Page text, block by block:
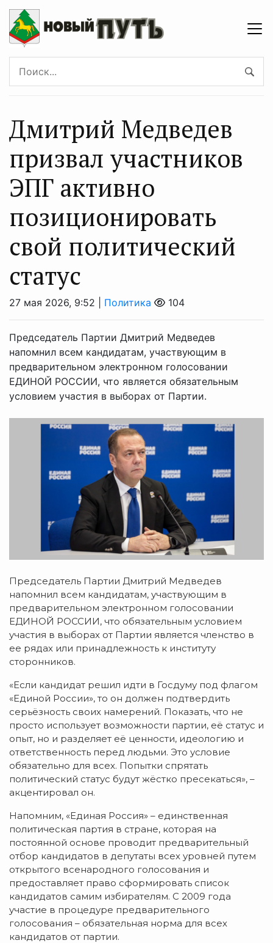
Дмитрий Медведев
призвал участников
ЭПГ активно
позиционировать
свой политический
статус
27 мая 2026, 9:52 | Политика 104
Председатель Партии Дмитрий Медведев
напомнил всем кандидатам, участвующим в
предварительном электронном голосовании
ЕДИНОЙ РОССИИ, что является обязательным
условием участия в выборах от Партии.
Председатель Партии Дмитрий Медведев
напомнил всем кандидатам, участвующим в
предварительном электронном голосовании
ЕДИНОЙ РОССИИ, что обязательным условием
участия в выборах от Партии является членство в
ее рядах или принадлежность к институту
сторонников.
«Если кандидат решил идти в Госдуму под флагом
«Единой России», то он должен подтвердить
серьёзность своих намерений. Показать, что не
просто использует возможности партии, её статус и
опыт, но и разделяет её ценности, идеологию и
ответственность перед людьми. Это условие
обязательно для всех. Попытки спрятать
политический статус будут жёстко пресекаться», –
акцентировал он.
Напомним, «Единая Россия» – единственная
политическая партия в стране, которая на
постоянной основе проводит предварительный
отбор кандидатов в депутаты всех уровней путем
открытого всенародного голосования и
предоставляет право сформировать список
кандидатов самим избирателям. С 2009 года
участие в процедуре предварительного
голосования – обязательная норма для всех
кандидатов от партии.